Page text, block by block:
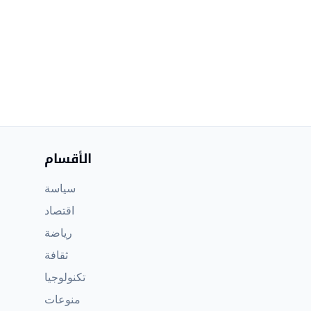
الأقسام
سياسة
اقتصاد
رياضة
ثقافة
تكنولوجيا
منوعات